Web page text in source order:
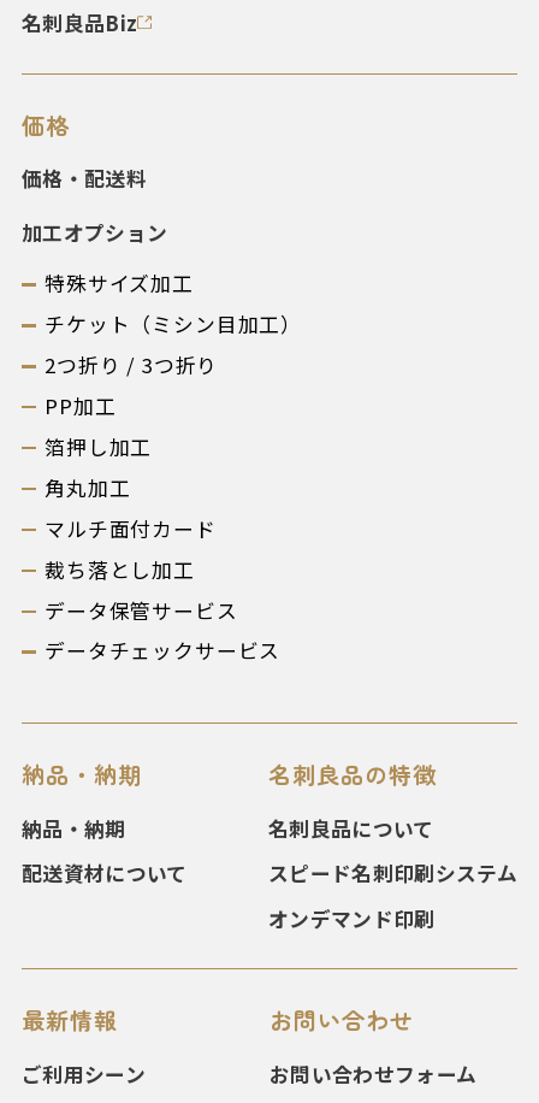
名刺良品Biz
価格
価格・配送料
加工オプション
特殊サイズ加工
チケット（ミシン目加工）
2つ折り / 3つ折り
PP加工
箔押し加工
角丸加工
マルチ面付カード
裁ち落とし加工
データ保管サービス
データチェックサービス
納品・納期
納品・納期
配送資材について
名刺良品の特徴
名刺良品について
スピード名刺印刷システム
オンデマンド印刷
最新情報
ご利用シーン
お問い合わせ
お問い合わせフォーム